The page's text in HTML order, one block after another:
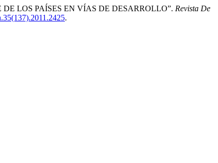
LOS PAÍSES EN VÍAS DE DESARROLLO”. Revista De
.